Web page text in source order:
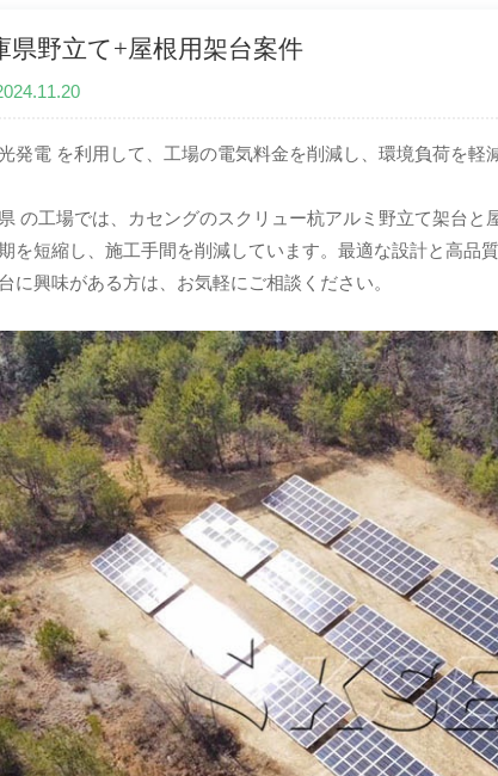
県野立て+屋根用架台案件
発電 を利用して、工場の電気料金を削減し、環境負荷を軽
の工場では、カセングのスクリュー杭アルミ野立て架台
を短縮し、施工手間を削減しています。最適な設計と高品
に興味がある方は、お気軽にご相談ください。